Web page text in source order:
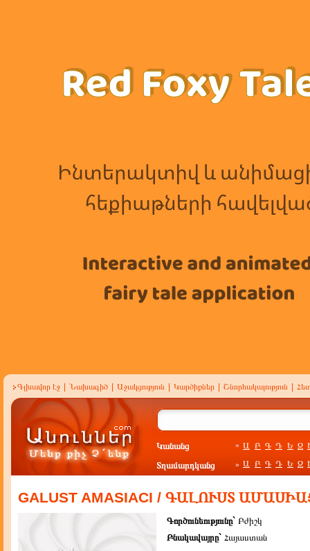
Գլխավոր էջ Նախագիծ Աջակցություն Կարծիքներ Շնորհակալություն
Կանանց » Ա Բ Գ Դ Ե Զ
Տղամարդկանց » Ա Բ Գ Դ Ե Զ
GALUST AMASIACI / ԳԱԼՈՒՍՏ
Գործունեությունը` Բժիշկ
Բնակավայրը` Հայաստան